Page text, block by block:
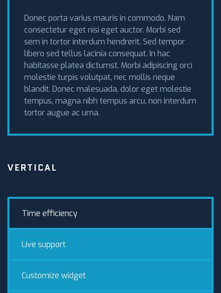
Donec porta varius mauris in commodo. Nam
consectetur eget nisi eget auctor. Morbi sed
sem in tortor interdum hendrerit. Sed tempor
libero sed tellus lacinia consequat. In hac
habitasse platea dictumst. Morbi adipiscing orci
molestie turpis volutpat, nec mollis neque
blandit. Donec malesuada, dolor eget molestie
tempus, magna nibh tempus arcu, non interdum
tortor augue ac urna.
VERTICAL
Time efficiency
Live support
Customize widget